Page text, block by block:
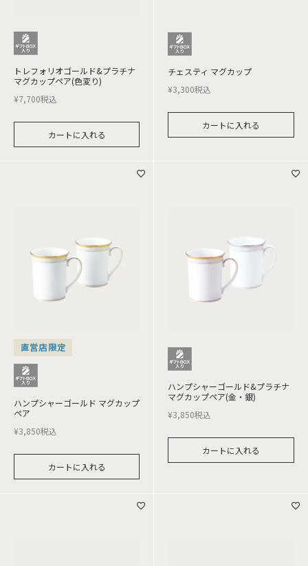
トレフォリオゴールド&プラチナ
マグカップペア(色変り)
¥7,700税込
カートに入れる
チェスティ マグカップ
¥3,300税込
カートに入れる
直営店限定
ハンプシャーゴールド マグカップ
ペア
¥3,850税込
カートに入れる
ハンプシャーゴールド&プラチナ
マグカップペア(金・銀)
¥3,850税込
カートに入れる